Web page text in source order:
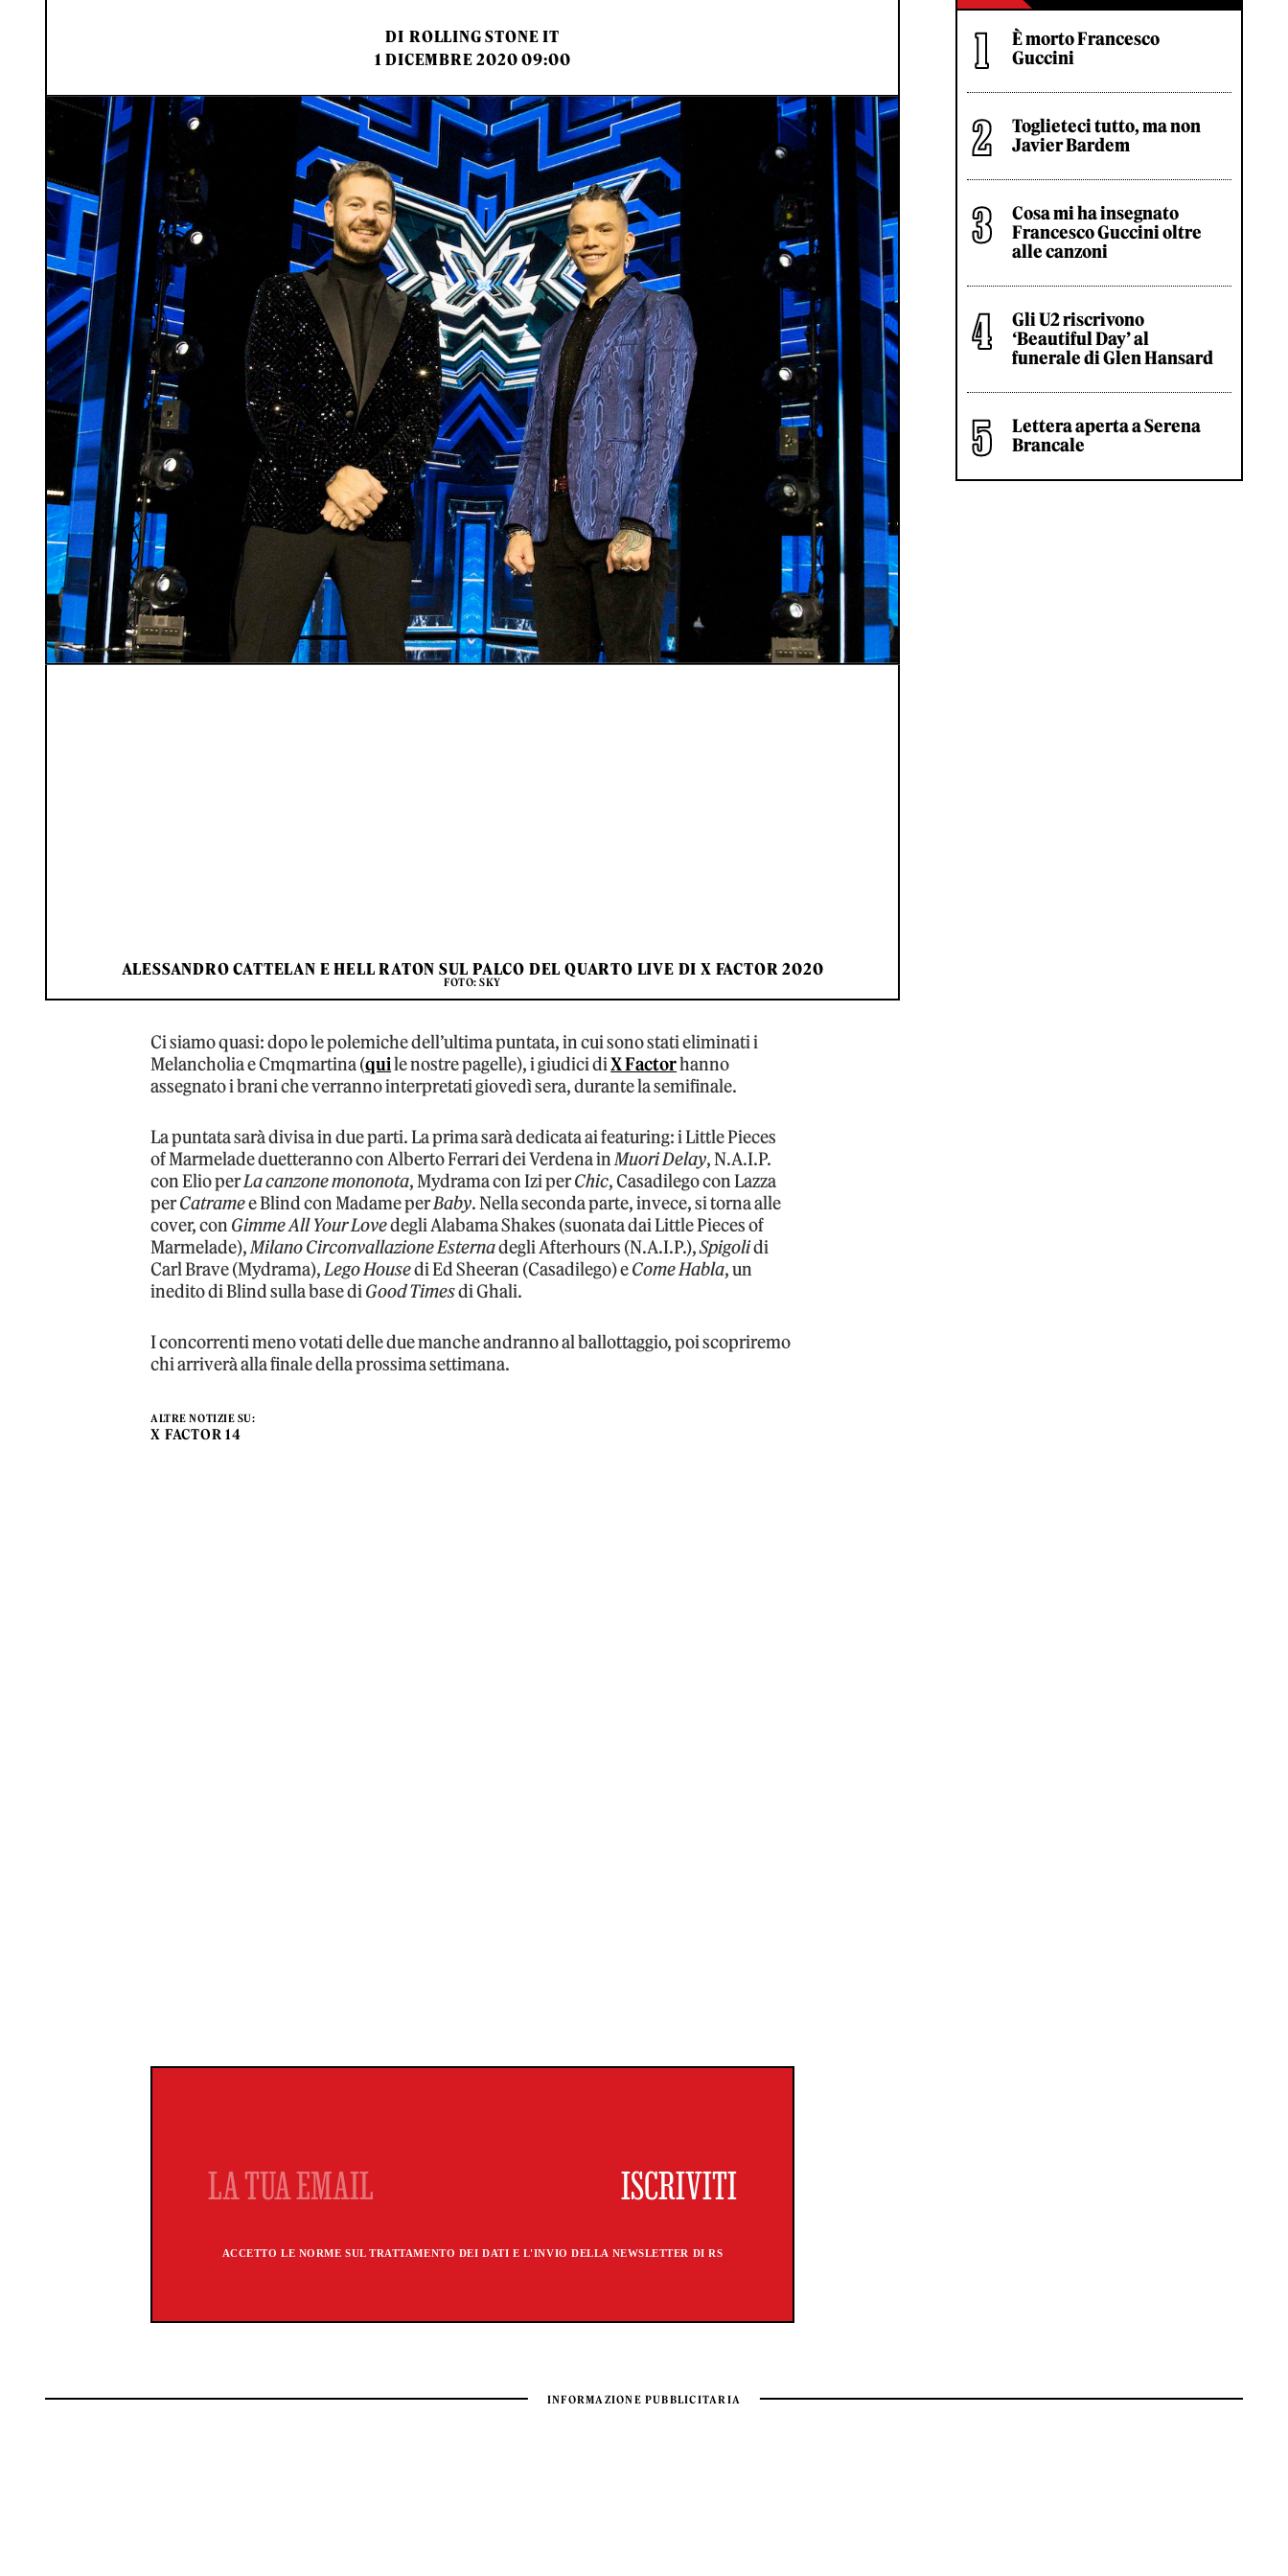
DI ROLLING STONE IT
1 DICEMBRE 2020 09:00
ALESSANDRO CATTELAN E HELL RATON SUL PALCO DEL QUARTO LIVE DI X FACTOR 2020
FOTO: SKY
Ci siamo quasi: dopo le polemiche dell’ultima puntata, in cui sono stati eliminati i
Melancholia e Cmqmartina (quile nostre pagelle), i giudici diX Factorhanno
assegnato i brani che verranno interpretati giovedì sera, durante la semifinale.
La puntata sarà divisa in due parti. La prima sarà dedicata ai featuring: i Little Pieces
of Marmelade duetteranno con Alberto Ferrari dei Verdena inMuori Delay, N.A.I.P.
con Elio perLa canzone mononota, Mydrama con Izi perChic, Casadilego con Lazza
perCatramee Blind con Madame perBaby. Nella seconda parte, invece, si torna alle
cover, con Gimme All Your Lovedegli Alabama Shakes (suonata dai Little Pieces of
Marmelade),Milano Circonvallazione Esternadegli Afterhours (N.A.I.P.),Spigolidi
Carl Brave (Mydrama),Lego Housedi Ed Sheeran (Casadilego) eCome Habla, un
inedito di Blind sulla base diGood Timesdi Ghali.
I concorrenti meno votati delle due manche andranno al ballottaggio, poi scopriremo
chi arriverà alla finale della prossima settimana.
ALTRE NOTIZIE SU:
X FACTOR 14
ACCETTO LE NORME SUL TRATTAMENTO DEI DATI E L'INVIO DELLA NEWSLETTER DI RS
È morto Francesco
Guccini
Toglieteci tutto, ma non
Javier Bardem
Cosa mi ha insegnato
Francesco Guccini oltre
alle canzoni
Gli U2 riscrivono
‘Beautiful Day’ al
funerale di Glen Hansard
Lettera aperta a Serena
Brancale